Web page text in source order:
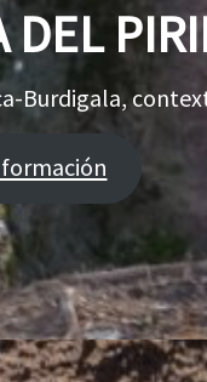
DEL
Burdigala,